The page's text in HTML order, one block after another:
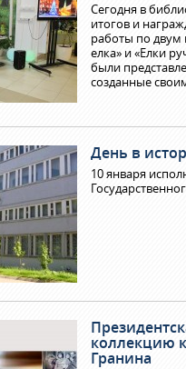
Сегодня в
итогов и
работы по двум
елка» и «Елки
были
созданные
День в
10 января
коллекцию
Гранина